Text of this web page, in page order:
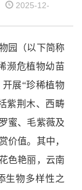
2025-12-
园（以下简称
濒危植物幼苗
展“珍稀植物
紫荆木、西畴
蜜、毛紫薇及
价值。其中，
色艳丽，云南
生物多样性之